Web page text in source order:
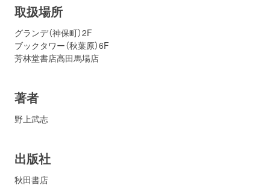
取扱場所
グランデ（神保町）2F
ブックタワー（秋葉原）6F
芳林堂書店高田馬場店
著者
野上武志
出版社
秋田書店